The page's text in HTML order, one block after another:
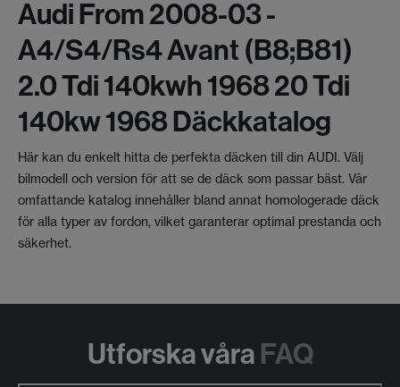
Audi From 2008-03 -
A4/s4/rs4 Avant (b8;b81)
2.0 Tdi 140kwh 1968 20 Tdi
140kw 1968 Däckkatalog
Här kan du enkelt hitta de perfekta däcken till din AUDI. Välj
bilmodell och version för att se de däck som passar bäst. Vår
omfattande katalog innehåller bland annat homologerade däck
för alla typer av fordon, vilket garanterar optimal prestanda och
säkerhet.
Utforska våra FAQ